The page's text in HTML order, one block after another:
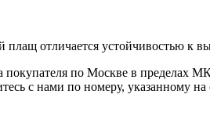
отличается устойчивостью к
покупателя по Москве в
с нами по номеру, указанному на